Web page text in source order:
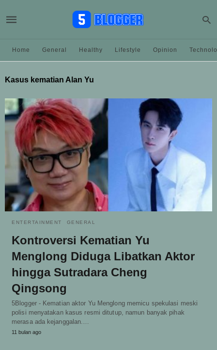
Home General Healthy Lifestyle Opinion
Kasus kematian Alan Yu
ENTERTAINMENT GENERAL
Kontroversi Kematian Yu
Menglong Diduga Libatkan Aktor
hingga Sutradara Cheng
Qingsong
5Blogger - Kematian aktor Yu Menglong memicu spekulasi meski
polisi menyatakan kasus resmi ditutup, namun banyak pihak
merasa ada kejanggalan.…
11 bulan ago